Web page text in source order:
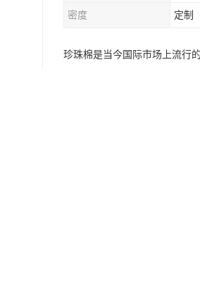
密度 定制
珍珠棉是当今国际市场上流行